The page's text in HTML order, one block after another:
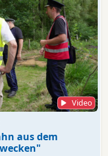
Video
aus dem